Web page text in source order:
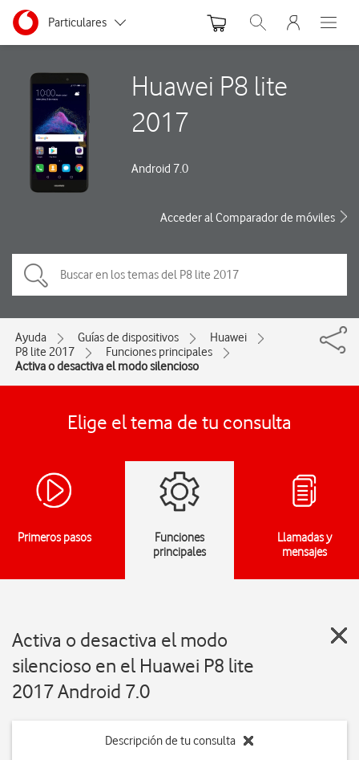
Ir a la pagina principal de vodafone.es
Menu navegación Segmento
Particulares
Pymes
Grandes empresas
y AA.PP.
Abrir buscador. Abre
Abre
Huawei P8 lite
2017
Android 7.0
Acceder al Comparador de móviles
Ayuda Guías de dispositivos
Huawei
P8 lite 2017
Funciones principales
Activa o desactiva el modo silencioso
Elige el tema de tu consulta
Primeros pasos
Funciones
principales
Llamadas y
mensajes
Activa o desactiva el modo
silencioso en el Huawei P8 lite
2017 Android 7.0
Descripción de tu consulta